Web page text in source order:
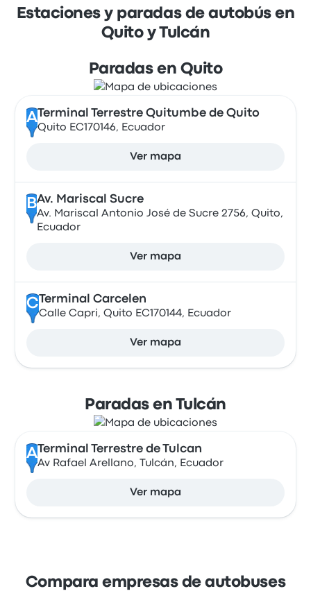
Estaciones y paradas de autobús en
Quito y Tulcán
Paradas en Quito
A Terminal Terrestre Quitumbe de Quito
Quito EC170146, Ecuador
Ver mapa
BAv. Mariscal Sucre
Av. Mariscal Antonio José de Sucre 2756, Quito,
Ecuador
Ver mapa
CTerminal Carcelen
Calle Capri, Quito EC170144, Ecuador
Ver mapa
Paradas en Tulcán
A Terminal Terrestre de Tulcan
Av Rafael Arellano, Tulcán, Ecuador
Ver mapa
Compara empresas de autobuses